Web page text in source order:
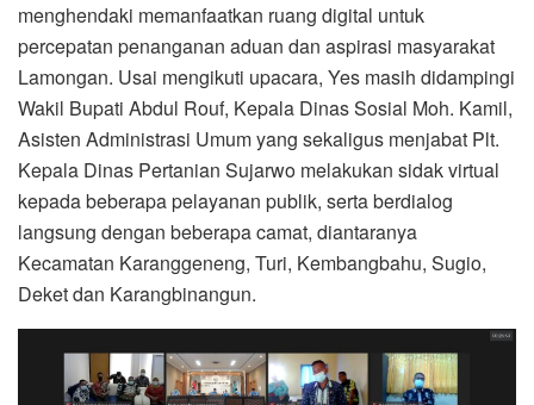
menghendaki memanfaatkan ruang digital untuk
percepatan penanganan aduan dan aspirasi masyarakat
Lamongan. Usai mengikuti upacara, Yes masih didampingi
Wakil Bupati Abdul Rouf, Kepala Dinas Sosial Moh. Kamil,
Asisten Administrasi Umum yang sekaligus menjabat Plt.
Kepala Dinas Pertanian Sujarwo melakukan sidak virtual
kepada beberapa pelayanan publik, serta berdialog
langsung dengan beberapa camat, diantaranya
Kecamatan Karanggeneng, Turi, Kembangbahu, Sugio,
Deket dan Karangbinangun.